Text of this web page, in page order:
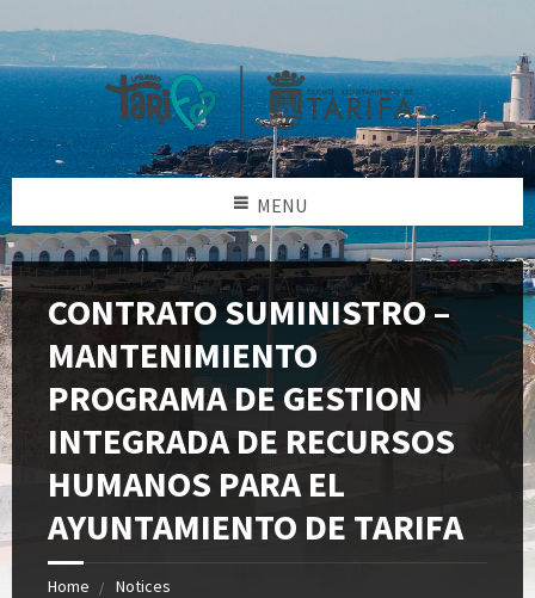
MENU
CONTRATO SUMINISTRO –
MANTENIMIENTO
PROGRAMA DE GESTION
INTEGRADA DE RECURSOS
HUMANOS PARA EL
AYUNTAMIENTO DE TARIFA
Home Notices